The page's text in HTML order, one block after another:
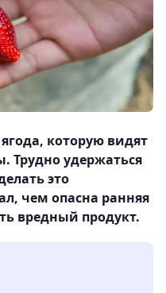
которую видят
Трудно удержаться
это
чем опасна ранняя
вредный продукт.